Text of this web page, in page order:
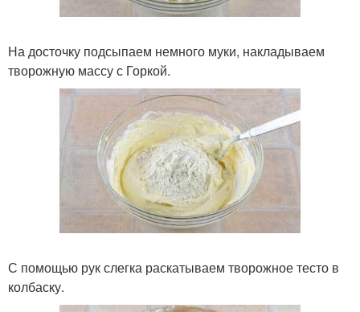
На досточку подсыпаем немного муки, накладываем
творожную массу с Горкой.
С помощью рук слегка раскатываем творожное тесто в
колбаску.